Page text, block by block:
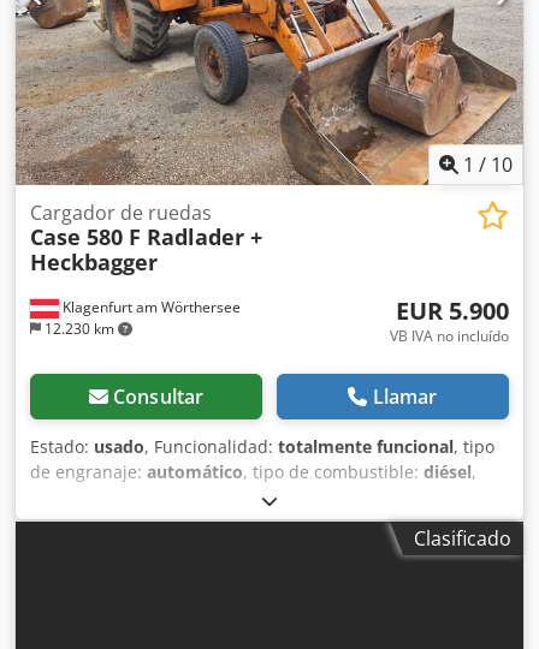
1 / 10
Klagenfurt am Wörthersee
12.230 km
Cargador de ruedas
Case 580 F Radlader +
Heckbagger
EUR 5.900
VB IVA no incluído
Consultar Llamar
Estado: usado, Funcionalidad: totalmente funcional, tipo
de engranaje: automático, tipo de combustible: diésel,
, configuración de ejes:
primer registro:10/1977, Año de fabricación:1977,
, Técnicamente en buen estado
Clasificado